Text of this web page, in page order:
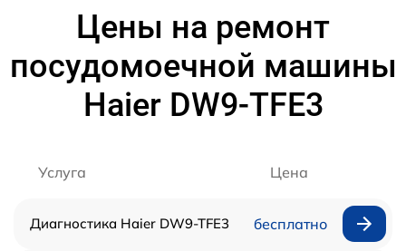
Цены на ремонт
посудомоечной машины
Haier DW9-TFE3
Услуга Цена
Диагностика Haier DW9-TFE3 бесплатно